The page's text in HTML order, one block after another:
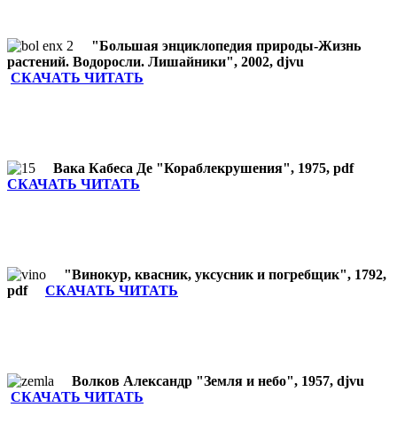
"Большая энциклопедия природы-Жизнь
растений. Водоросли. Лишайники", 2002, djvu
СКАЧАТЬ ЧИТАТЬ
Вака Кабеса Де "Кораблекрушения", 1975, pdf
СКАЧАТЬ ЧИТАТЬ
"Винокур, квасник, уксусник и погребщик", 1792,
pdf СКАЧАТЬ ЧИТАТЬ
Волков Александр "Земля и небо", 1957, djvu
СКАЧАТЬ ЧИТАТЬ